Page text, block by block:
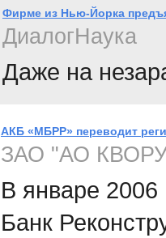
Фирме из Нью-Йорка
ДиалогНаука
Даже на
АКБ «МБРР» переводит
ЗАО "АО
В январе
Банк